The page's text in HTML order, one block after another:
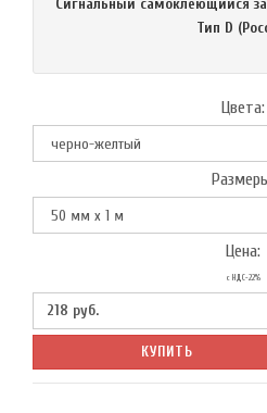
Сигнальный самоклеющийся
Тип D
Цвета:
Цена:
с НДС-22%
218 руб.
КУПИТЬ